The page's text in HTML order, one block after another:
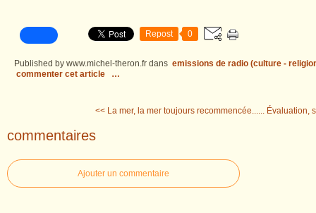
Repost 0
Published by www.michel-theron.fr dans emissions de radio (culture -
commenter cet article
…
<< La mer, la mer toujours recommencée...... Évaluation,
commentaires
Ajouter un commentaire